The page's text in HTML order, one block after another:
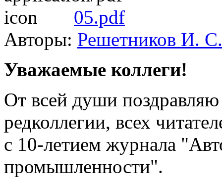
05.pdf
Авторы: Решетников И. С.
Уважаемые коллеги!
От всей души поздравляю
редколлегии, всех
с 10-летием журнала
промышленности".